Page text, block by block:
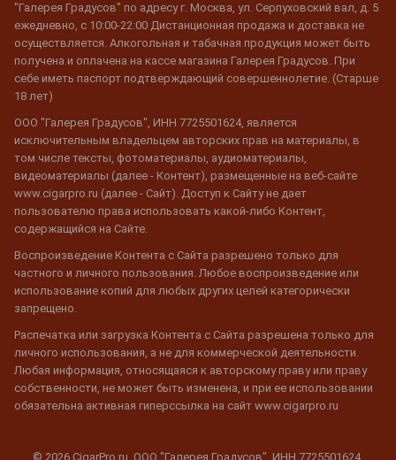
"Галерея Градусов" по адресу г. Москва, ул. Серпуховский вал, д. 5
ежедневно, с 10:00-22:00 Дистанционная продажа и доставка не
осуществляется. Алкогольная и табачная продукция может быть
получена и оплачена на кассе магазина Галерея Градусов. При
себе иметь паспорт подтверждающий совершеннолетие. (Старше
18 лет)
ООО "Галерея Градусов", ИНН 7725501624, является
исключительным владельцем авторских прав на материалы, в
том числе тексты, фотоматериалы, аудиоматериалы,
видеоматериалы (далее - Контент), размещенные на веб-сайте
www.cigarpro.ru (далее - Сайт). Доступ к Сайту не дает
пользователю права использовать какой-либо Контент,
содержащийся на Сайте.
Воспроизведение Контента с Сайта разрешено только для
частного и личного пользования. Любое воспроизведение или
использование копий для любых других целей категорически
запрещено.
Распечатка или загрузка Контента с Сайта разрешена только для
личного использования, а не для коммерческой деятельности.
Любая информация, относящаяся к авторскому праву или праву
собственности, не может быть изменена, и при ее использовании
обязательна активная гиперссылка на сайт www.cigarpro.ru
© 2026 CigarPro.ru, ООО "Галерея Градусов", ИНН 7725501624,